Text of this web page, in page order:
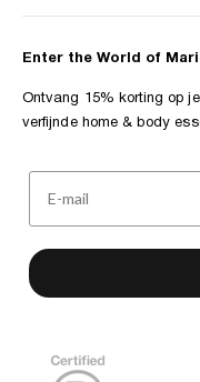
Enter the World of
Ontvang 15% korting op
verfijnde home & body